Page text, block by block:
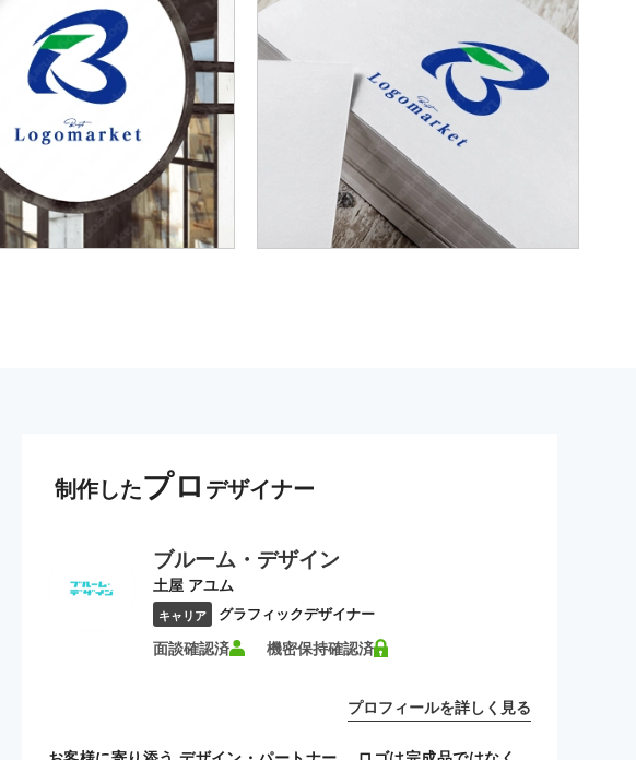
制作したプロ デザイナー
ブルーム・デザイン
土屋 アユム
キャリア グラフィックデザイナー
面談確認済 機密保持確認済
プロフィールを詳しく見る